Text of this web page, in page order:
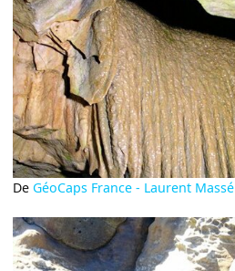
De GéoCaps France - Laurent Massé